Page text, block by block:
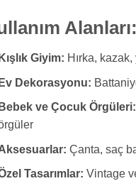
Alanları:
Kışlık Giyim: Hırka,
Ev Dekorasyonu:
Bebek ve Çocuk Örgüleri:
Çanta, saç
Tasarımlar: Vintage